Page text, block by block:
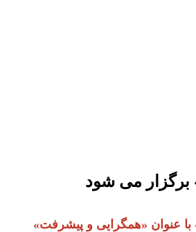
برگزار می شود
با عنوان «همگرایی و پیشرفت»